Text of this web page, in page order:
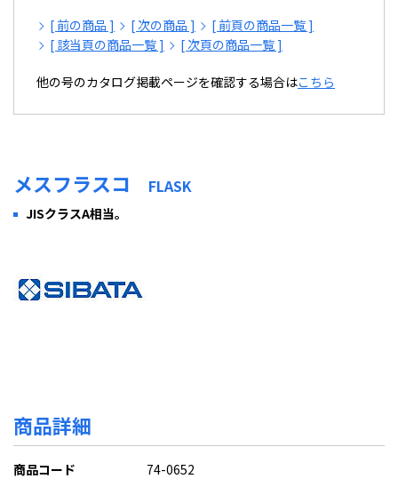
[ 前の商品 ] [ 次の商品 ]
[ 前頁の商品一覧 ]
[ 該当頁の商品一覧 ]
[ 次頁の商品一覧 ]
他の号のカタログ掲載ページを確認する場合はこちら
メスフラスコ FLASK
JISクラスA相当。
商品詳細
商品コード 74-0652